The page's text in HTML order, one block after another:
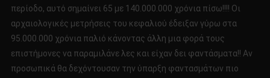
περίοδο, αυτό σημαίνει 65 με 140.000.000 χρόνια πίσω!!!! Οι
αρχαιολογικές μετρήσεις του κεφαλιού έδειξαν γύρω στα
95.000.000 χρόνια παλιό κάνοντας άλλη μια φορά τους
επιστήμονες να παραμιλάνε λες και είχαν δει φαντάσματα!! Αν
προσωπικά θα δεχόντουσαν την ύπαρξη φαντασμάτων πιο